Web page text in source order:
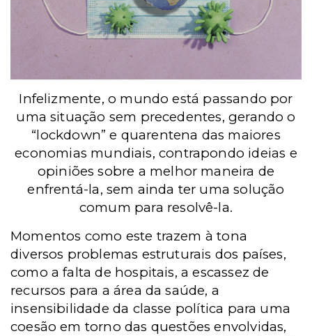
Infelizmente, o mundo está passando por
uma situação sem precedentes, gerando o
“lockdown” e quarentena das maiores
economias mundiais, contrapondo ideias e
opiniões sobre a melhor maneira de
enfrentá-la, sem ainda ter uma solução
comum para resolvê-la.
Momentos como este trazem à tona
diversos problemas estruturais dos países,
como a falta de hospitais, a escassez de
recursos para a área da saúde, a
insensibilidade da classe política para uma
coesão em torno das questões envolvidas,